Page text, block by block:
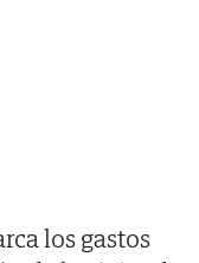
los gastos